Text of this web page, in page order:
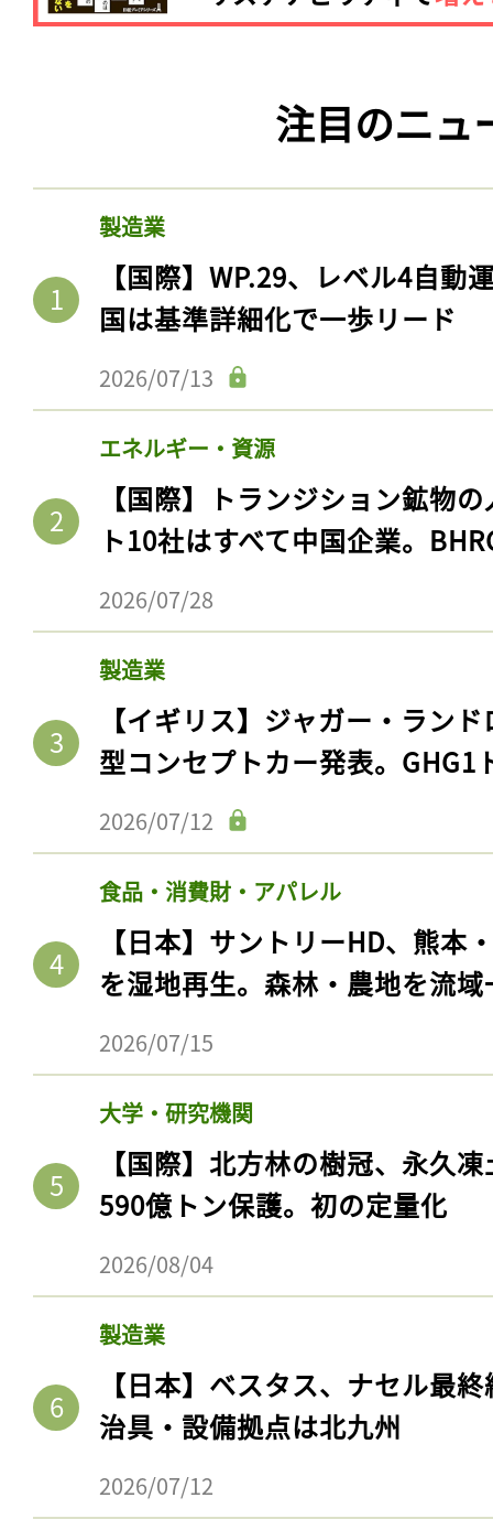
注目のニュ
製造業
【国際】WP.29、レベル4自動
国は基準詳細化で一歩リード
2026/07/13
エネルギー・資源
【国際】トランジション鉱物
ト10社はすべて中国企業。
2026/07/28
製造業
【イギリス】ジャガー・ラン
型コンセプトカー発表。GHG1
2026/07/12
食品・消費財・アパレル
【日本】サントリーHD、熊本
を湿地再生。森林・農地を流
2026/07/15
大学・研究機関
【国際】北方林の樹冠、永久
590億トン保護。初の定量化
2026/08/04
製造業
【日本】ベスタス、ナセル最
治具・設備拠点は北九州
2026/07/12